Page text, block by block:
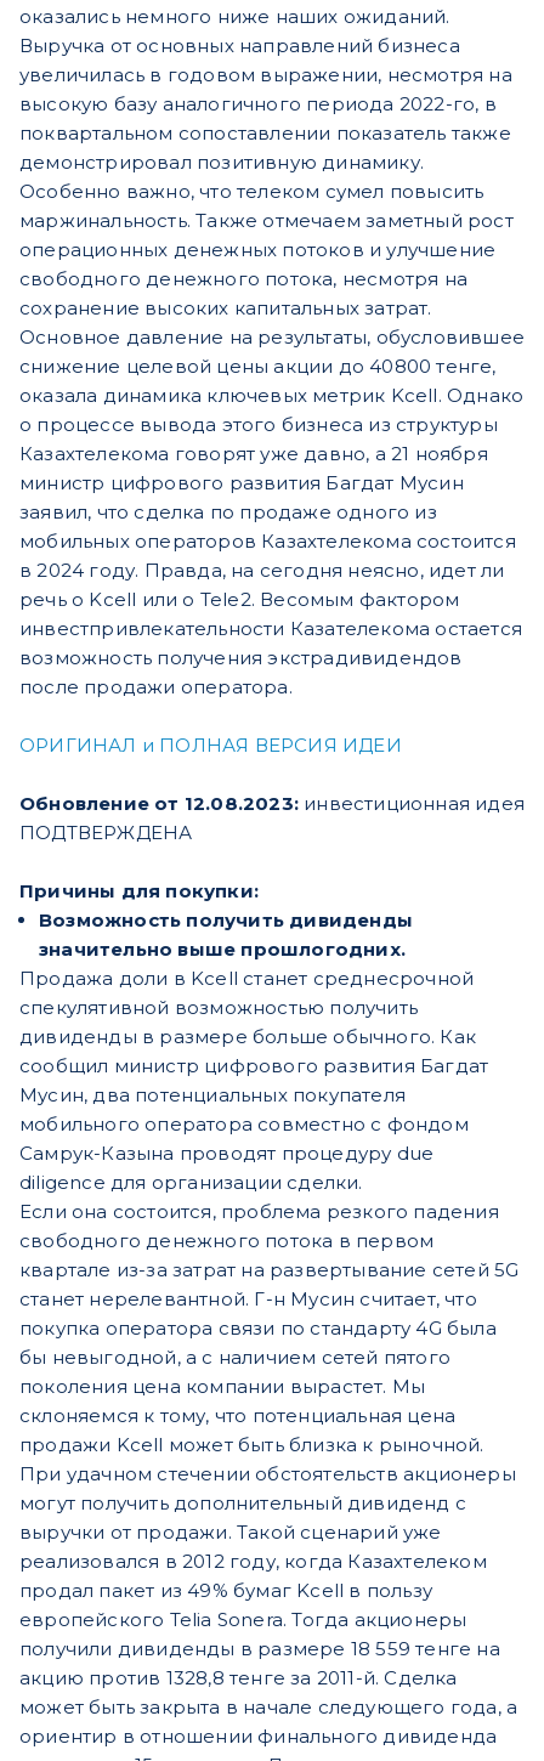
оказались немного ниже наших ожиданий.
Выручка от основных направлений бизнеса
увеличилась в годовом выражении, несмотря на
высокую базу аналогичного периода 2022-го, в
поквартальном сопоставлении показатель также
демонстрировал позитивную динамику.
Особенно важно, что телеком сумел повысить
маржинальность. Также отмечаем заметный рост
операционных денежных потоков и улучшение
свободного денежного потока, несмотря на
сохранение высоких капитальных затрат.
Основное давление на результаты, обусловившее
снижение целевой цены акции до 40800 тенге,
оказала динамика ключевых метрик Kcell. Однако
о процессе вывода этого бизнеса из структуры
Казахтелекома говорят уже давно, а 21 ноября
министр цифрового развития Багдат Мусин
заявил, что сделка по продаже одного из
мобильных операторов Казахтелекома состоится
в 2024 году. Правда, на сегодня неясно, идет ли
речь о Kcell или о Tele2. Весомым фактором
инвестпривлекательности Казателекома остается
возможность получения экстрадивидендов
после продажи оператора.
ОРИГИНАЛ и ПОЛНАЯ ВЕРСИЯ ИДЕИ
Обновление от 12.08.2023: инвестиционная идея
ПОДТВЕРЖДЕНА
Причины для покупки:
Возможность получить дивиденды
значительно выше прошлогодних.
Продажа доли в Kcell станет среднесрочной
спекулятивной возможностью получить
дивиденды в размере больше обычного. Как
сообщил министр цифрового развития Багдат
Мусин, два потенциальных покупателя
мобильного оператора совместно с фондом
Самрук-Казына проводят процедуру due
diligence для организации сделки.
Если она состоится, проблема резкого падения
свободного денежного потока в первом
квартале из-за затрат на развертывание сетей 5G
станет нерелевантной. Г-н Мусин считает, что
покупка оператора связи по стандарту 4G была
бы невыгодной, а с наличием сетей пятого
поколения цена компании вырастет. Мы
склоняемся к тому, что потенциальная цена
продажи Kcell может быть близка к рыночной.
При удачном стечении обстоятельств акционеры
могут получить дополнительный дивиденд с
выручки от продажи. Такой сценарий уже
реализовался в 2012 году, когда Казахтелеком
продал пакет из 49% бумаг Kcell в пользу
европейского Telia Sonera. Тогда акционеры
получили дивиденды в размере 18 559 тенге на
акцию против 1328,8 тенге за 2011-й. Сделка
может быть закрыта в начале следующего года, а
ориентир в отношении финального дивиденда